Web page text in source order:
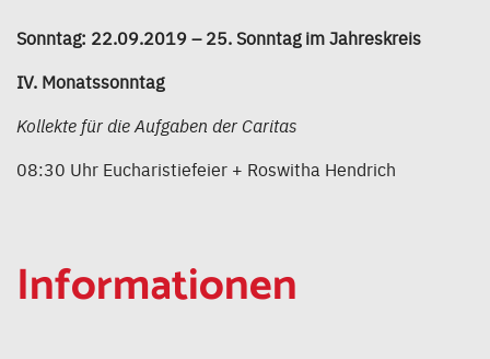
Sonntag: 22.09.2019 – 25. Sonntag im Jahreskreis
IV. Monatssonntag
Kollekte für die Aufgaben der Caritas
08:30 Uhr Eucharistiefeier + Roswitha Hendrich
Informationen